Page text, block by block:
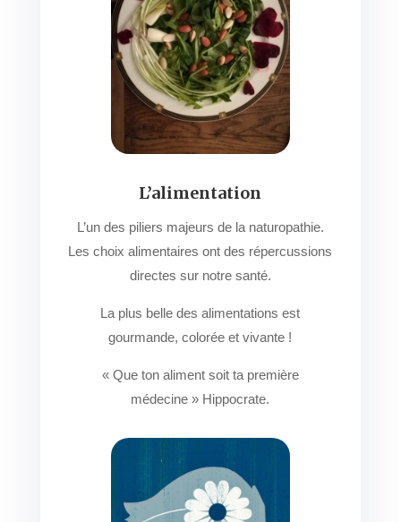
L’alimentation
L’un des piliers majeurs de la naturopathie.
Les choix alimentaires ont des répercussions
directes sur notre santé.
La plus belle des alimentations est
gourmande, colorée et vivante !
« Que ton aliment soit ta première
médecine » Hippocrate.